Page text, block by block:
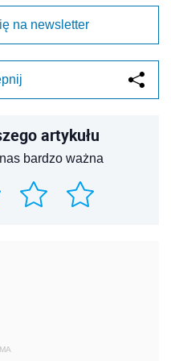
na newsletter
artykułu
bardzo ważna